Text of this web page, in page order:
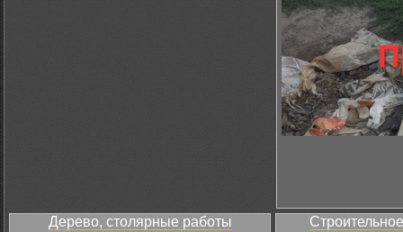
Дерево, столярные работы